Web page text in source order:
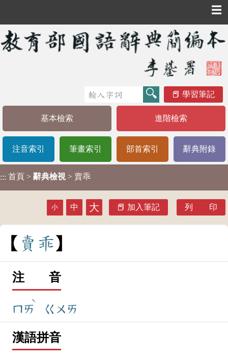
☰
學習筆記
基本檢索 進階檢索
注音索引 筆畫索引 部首索引 辭典附錄
::: 首頁 > 辭典檢視 > 賣乖
小 中 大 加入筆記 列 印
賣 乖
注 音
ㄇㄞ
ˋ
ㄍㄨㄞ
漢語拼音